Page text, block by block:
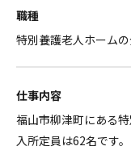
職種
特別養護老人ホーム
仕事内容
福山市柳津町にある
入所定員は62名です。